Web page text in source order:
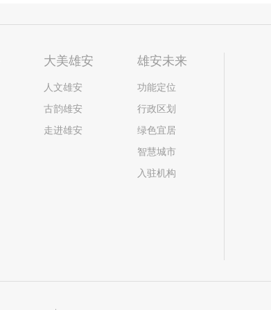
大美雄安
人文雄安
古韵雄安
走进雄安
雄安未来
功能定位
行政区划
绿色宜居
智慧城市
入驻机构